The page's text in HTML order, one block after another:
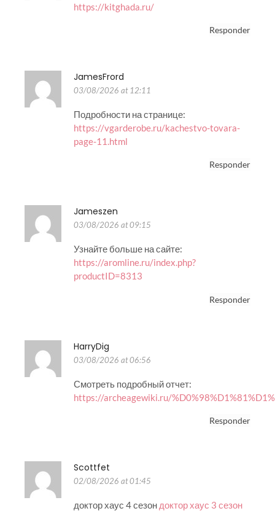
https://kitghada.ru/
Responder
JamesFrord
03/08/2026 at 12:11
Подробности на странице:
https://vgarderobe.ru/kachestvo-tovara-
page-11.html
Responder
Jameszen
03/08/2026 at 09:15
Узнайте больше на сайте:
https://aromline.ru/index.php?
productID=8313
Responder
HarryDig
03/08/2026 at 06:56
Смотреть подробный отчет:
https://archeagewiki.ru/
Responder
Scottfet
02/08/2026 at 01:45
доктор хаус 4 сезон доктор хаус 3 сезон